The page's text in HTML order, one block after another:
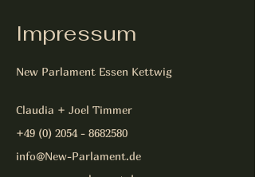
Impressum
New Parlament Essen Kettwig
Claudia + Joel Timmer
+49 (0) 2054 - 8682580
info@New-Parlament.de